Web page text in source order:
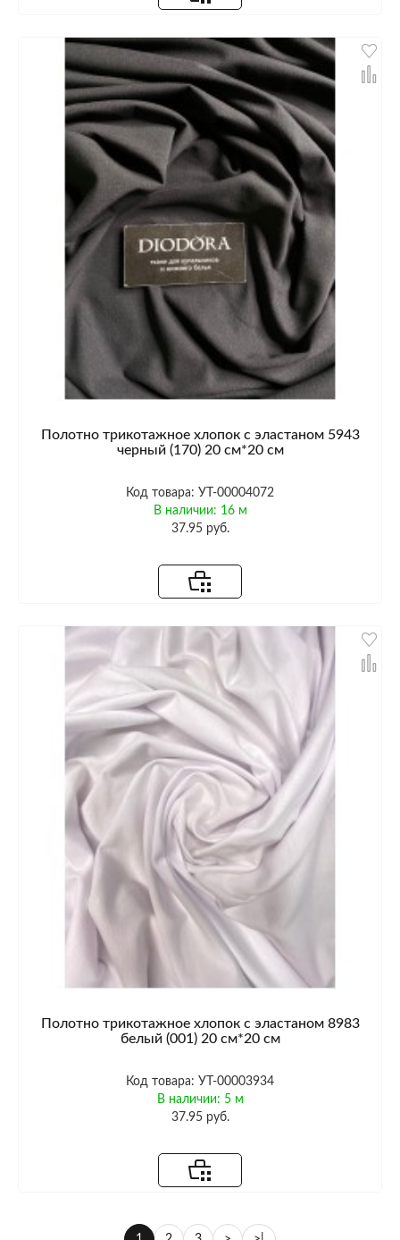
Полотно трикотажное хлопок с эластаном 5943
черный (170) 20 см*20 см
Код товара: УТ-00004072
В наличии: 16 м
37.95 руб.
Полотно трикотажное хлопок с эластаном 8983
белый (001) 20 см*20 см
Код товара: УТ-00003934
В наличии: 5 м
37.95 руб.